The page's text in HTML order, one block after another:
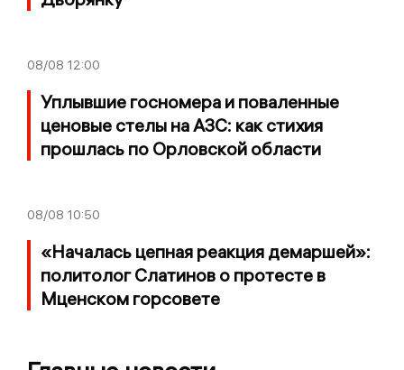
08/08 12:00
Уплывшие госномера и поваленные
ценовые стелы на АЗС: как стихия
прошлась по Орловской области
08/08 10:50
«Началась цепная реакция демаршей»:
политолог Слатинов о протесте в
Мценском горсовете